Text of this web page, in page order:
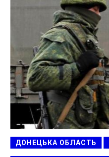
ДОНЕЦЬКА ОБЛАСТЬ